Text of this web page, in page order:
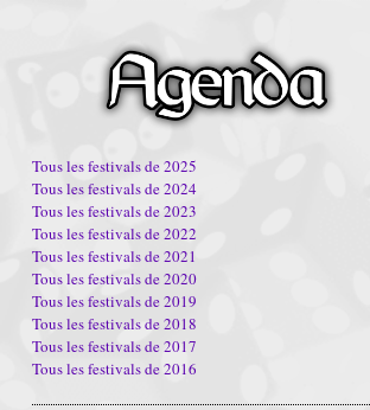
Tous les festivals de 2025
Tous les festivals de 2024
Tous les festivals de 2023
Tous les festivals de 2022
Tous les festivals de 2021
Tous les festivals de 2020
Tous les festivals de 2019
Tous les festivals de 2018
Tous les festivals de 2017
Tous les festivals de 2016